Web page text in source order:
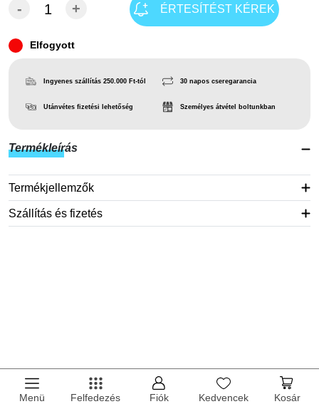
- + ÉRTESÍTÉST KÉREK
Elfogyott
Ingyenes szállítás 250.000 Ft-tól
Utánvétes fizetési lehetőség
30 napos cseregarancia
Személyes átvétel boltunkban
Termékleírás
Termékjellemzők
Szállítás és fizetés
Menü Felfedezés Fiók Kedvencek Kosár